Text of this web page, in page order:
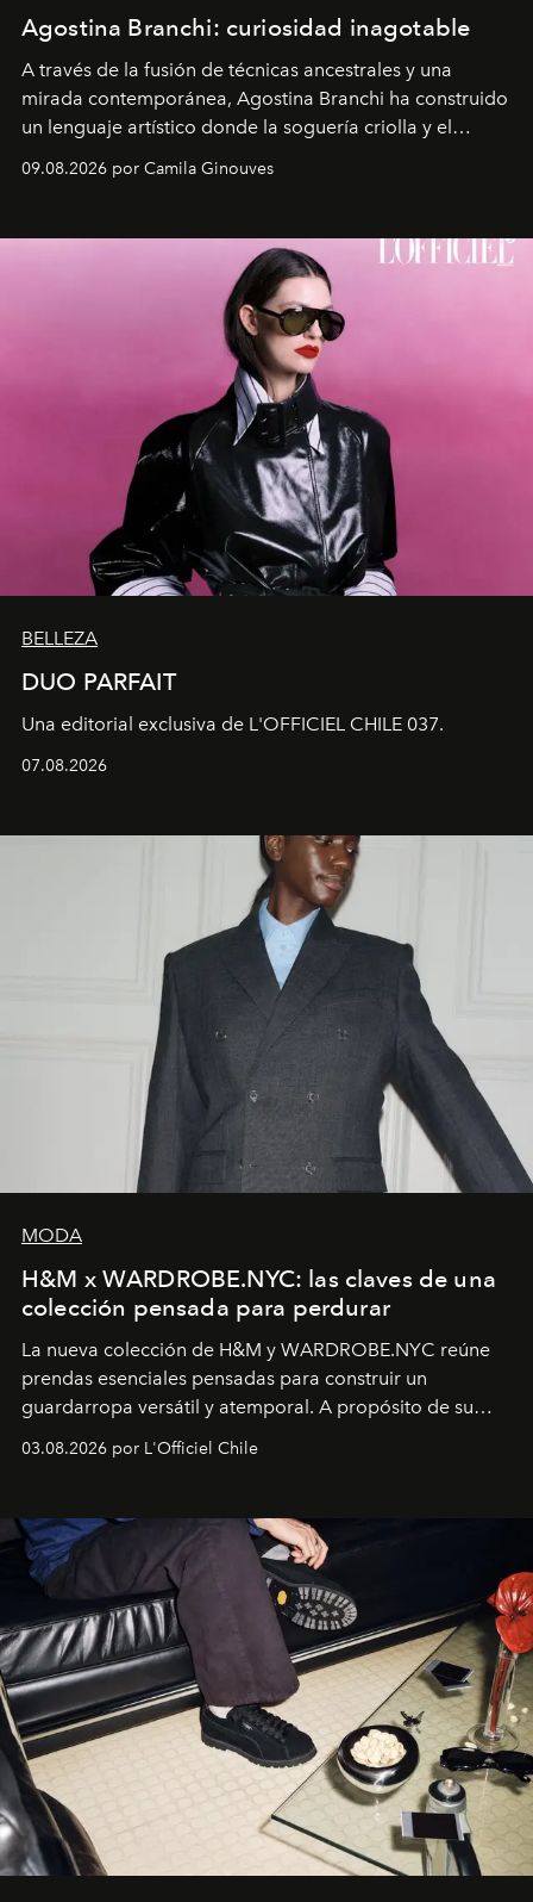
Agostina Branchi: curiosidad inagotable
A través de la fusión de técnicas ancestrales y una
mirada contemporánea, Agostina Branchi ha construido
un lenguaje artístico donde la soguería criolla y el
embarrilado dan vida a esculturas textiles tan rígidas
como fluidas. En septiembre la artista presentará una
Montecarmelo.
09.08.2026 por Camila Ginouves
BELLEZA
DUO PARFAIT
Una editorial exclusiva de L'OFFICIEL CHILE 037.
07.08.2026
MODA
H&M x WARDROBE.NYC: las claves de una
colección pensada para perdurar
La nueva colección de H&M y WARDROBE.NYC reúne
prendas esenciales pensadas para construir un
guardarropa versátil y atemporal. A propósito de su
lanzamiento, los fundadores de la firma neoyorquina y
la asesora creativa y jefa de diseño global de la marca
y la filosofía detrás de la propuesta.
03.08.2026 por L'Officiel Chile